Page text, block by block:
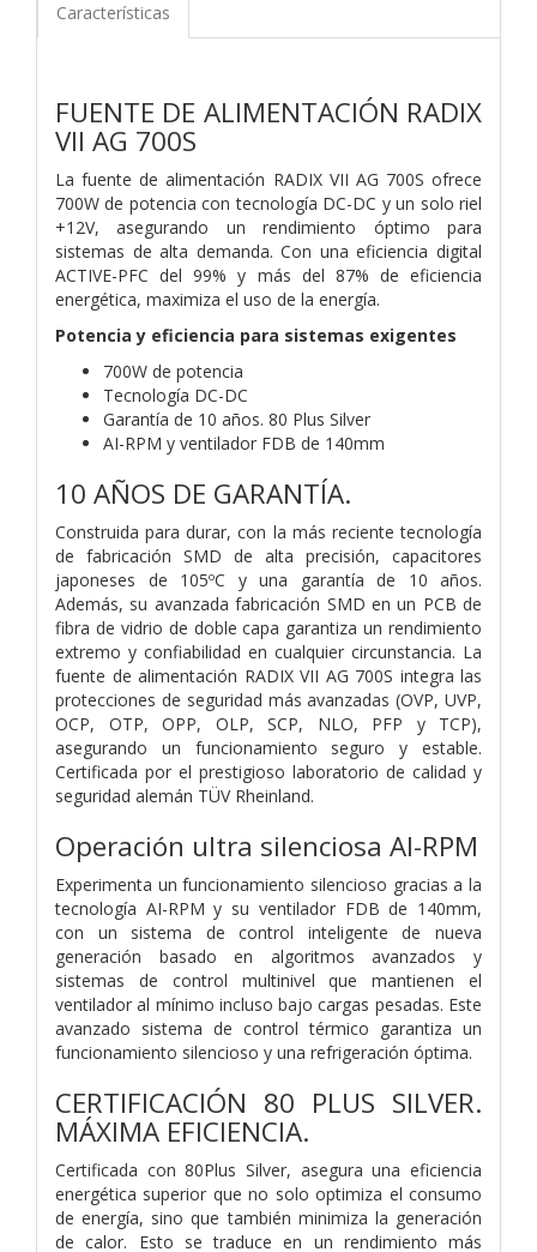
Características
FUENTE DE ALIMENTACIÓN RADIX
VII AG 700S
La fuente de alimentación RADIX VII AG 700S ofrece
700W de potencia con tecnología DC-DC y un solo riel
+12V, asegurando un rendimiento óptimo para
sistemas de alta demanda. Con una eficiencia digital
ACTIVE-PFC del 99% y más del 87% de eficiencia
energética, maximiza el uso de la energía.
Potencia y eficiencia para sistemas exigentes
700W de potencia
Tecnología DC-DC
Garantía de 10 años. 80 Plus Silver
AI-RPM y ventilador FDB de 140mm
10 AÑOS DE GARANTÍA.
Construida para durar, con la más reciente tecnología
de fabricación SMD de alta precisión, capacitores
japoneses de 105ºC y una garantía de 10 años.
Además, su avanzada fabricación SMD en un PCB de
fibra de vidrio de doble capa garantiza un rendimiento
extremo y confiabilidad en cualquier circunstancia. La
fuente de alimentación RADIX VII AG 700S integra las
protecciones de seguridad más avanzadas (OVP, UVP,
OCP, OTP, OPP, OLP, SCP, NLO, PFP y TCP),
asegurando un funcionamiento seguro y estable.
Certificada por el prestigioso laboratorio de calidad y
seguridad alemán TÜV Rheinland.
Operación ultra silenciosa AI-RPM
Experimenta un funcionamiento silencioso gracias a la
tecnología AI-RPM y su ventilador FDB de 140mm,
con un sistema de control inteligente de nueva
generación basado en algoritmos avanzados y
sistemas de control multinivel que mantienen el
ventilador al mínimo incluso bajo cargas pesadas. Este
avanzado sistema de control térmico garantiza un
funcionamiento silencioso y una refrigeración óptima.
CERTIFICACIÓN 80 PLUS SILVER.
MÁXIMA EFICIENCIA.
Certificada con 80Plus Silver, asegura una eficiencia
energética superior que no solo optimiza el consumo
de energía, sino que también minimiza la generación
de calor. Esto se traduce en un rendimiento más